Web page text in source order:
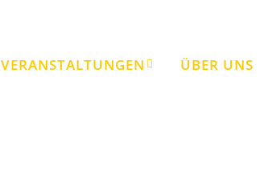
VERANSTALTUNGEN ÜBER UNS